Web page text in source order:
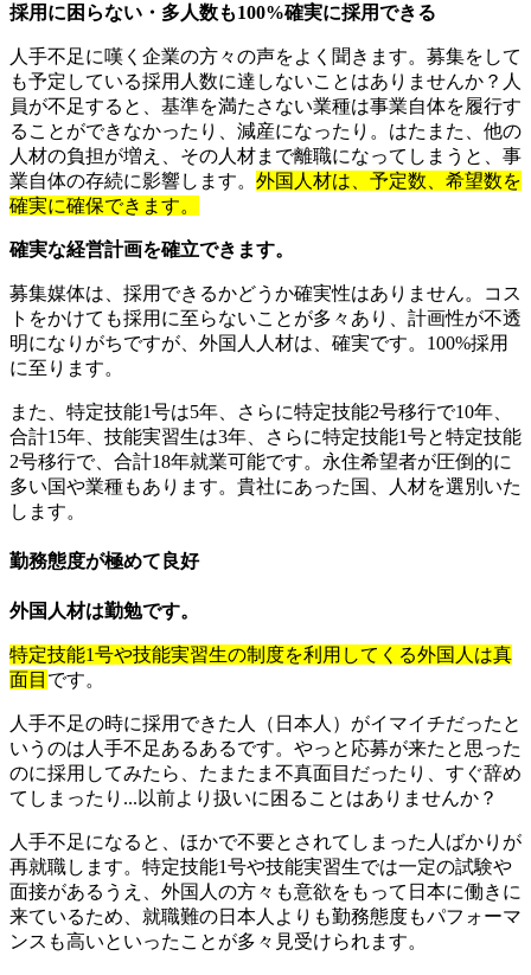
採用に困らない・多人数も100%確実に採用できる
人手不足に嘆く企業の方々の声をよく聞きます。募集をして
も予定している採用人数に達しないことはありませんか？人
員が不足すると、基準を満たさない業種は事業自体を履行す
ることができなかったり、減産になったり。はたまた、他の
人材の負担が増え、その人材まで離職になってしまうと、事
業自体の存続に影響します。 外国人材は、予定数、希望数を
確実に確保できます。
確実な経営計画を確立できます。
募集媒体は、採用できるかどうか確実性はありません。コス
トをかけても採用に至らないことが多々あり、計画性が不透
明になりがちですが、外国人人材は、確実です。100%採用
に至ります。
また、特定技能1号は5年、さらに特定技能2号移行で10年、
合計15年、技能実習生は3年、さらに特定技能1号と特定技能
2号移行で、合計18年就業可能です。永住希望者が圧倒的に
多い国や業種もあります。貴社にあった国、人材を選別いた
します。
勤務態度が極めて良好
外国人材は勤勉です。
特定技能1号や技能実習生の制度を利用してくる外国人は真
面目 です。
人手不足の時に採用できた人（日本人）がイマイチだったと
いうのは人手不足あるあるです。やっと応募が来たと思った
のに採用してみたら、たまたま不真面目だったり、すぐ辞め
てしまったり...以前より扱いに困ることはありませんか？
人手不足になると、ほかで不要とされてしまった人ばかりが
再就職します。特定技能1号や技能実習生では一定の試験や
面接があるうえ、外国人の方々も意欲をもって日本に働きに
来ているため、就職難の日本人よりも勤務態度もパフォーマ
ンスも高いといったことが多々見受けられます。